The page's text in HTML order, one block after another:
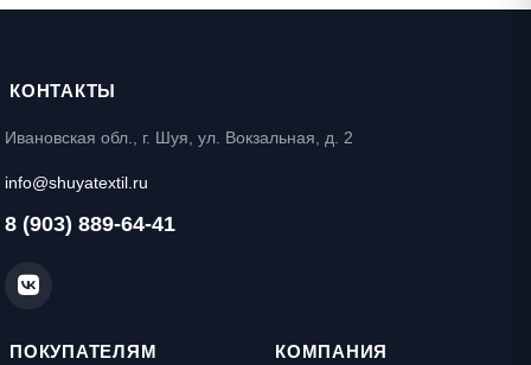
КОНТАКТЫ
Ивановская обл., г. Шуя, ул. Вокзальная, д. 2
info@shuyatextil.ru
8 (903) 889-64-41
ПОКУПАТЕЛЯМ КОМПАНИЯ